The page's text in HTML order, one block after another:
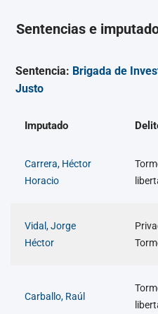
Sentencias e
Sentencia: Brigada de
Justo
Imputado
Carrera, Héctor
Horacio
Vidal, Jorge
Héctor
Carballo, Raúl